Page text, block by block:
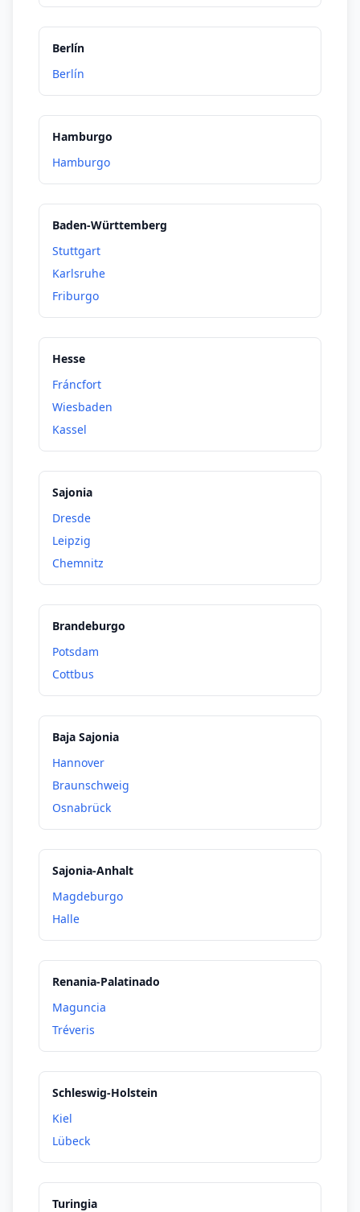
Riga
Roma
Suiza
Vilna
Varsovia
Liubliana
Inglaterra
Berlín
Berlín
Hamburgo
Hamburgo
Baden-Württemberg
Stuttgart
Karlsruhe
Friburgo
Hesse
Fráncfort
Wiesbaden
Kassel
Sajonia
Dresde
Leipzig
Chemnitz
Brandeburgo
Potsdam
Cottbus
Baja Sajonia
Hannover
Braunschweig
Osnabrück
Sajonia-Anhalt
Magdeburgo
Halle
Renania-Palatinado
Maguncia
Tréveris
Schleswig-Holstein
Kiel
Lübeck
Turingia